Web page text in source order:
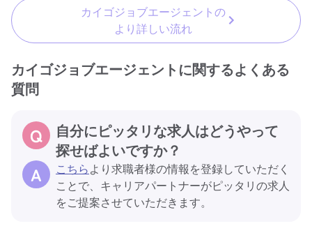
カイゴジョブエージェントの
より詳しい流れ
カイゴジョブエージェントに関するよくある
質問
自分にピッタリな求人はどうやって
探せばよいですか？
こちらより求職者様の情報を登録していただく
ことで、キャリアパートナーがピッタリの求人
をご提案させていただきます。